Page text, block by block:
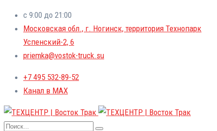
с 9:00 до 21:00
Московская обл., г. Ногинск, территория Технопарк
Успенский-2, 6
priemka@vostok-truck.su
+7 495 532-89-52
Канал в MAX